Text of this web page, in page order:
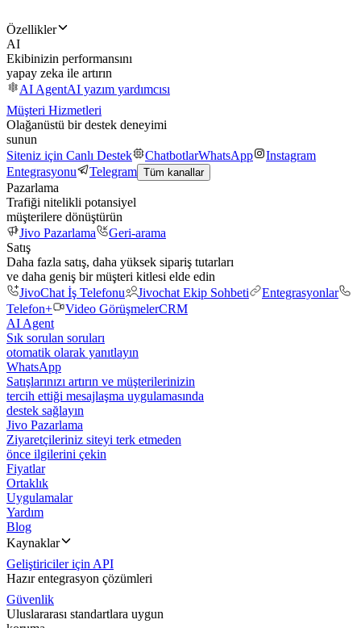
Özellikler
AI
Ekibinizin performansını
yapay zeka ile artırın
AI AgentAI yazım yardımcısı
Müşteri Hizmetleri
Olağanüstü bir destek deneyimi
sunun
Siteniz için Canlı Destek
ChatbotlarWhatsApp
Instagram
Entegrasyonu
Telegram Tüm kanallar
Pazarlama
Trafiği nitelikli potansiyel
müşterilere dönüştürün
Jivo Pazarlama
Geri-arama
Satış
Daha fazla satış, daha yüksek sipariş tutarları
ve daha geniş bir müşteri kitlesi elde edin
JivoChat İş Telefonu
Jivochat Ekip Sohbeti
Entegrasyonlar
Telefon+
Video GörüşmelerCRM
AI Agent
Sık sorulan soruları
otomatik olarak yanıtlayın
WhatsApp
Satışlarınızı artırın ve müşterilerinizin
tercih ettiği mesajlaşma uygulamasında
destek sağlayın
Jivo Pazarlama
Ziyaretçileriniz siteyi terk etmeden
önce ilgilerini çekin
Fiyatlar
Ortaklık
Uygulamalar
Yardım
Blog
Kaynaklar
Geliştiriciler için API
Hazır entegrasyon çözümleri
Güvenlik
Uluslararası standartlara uygun